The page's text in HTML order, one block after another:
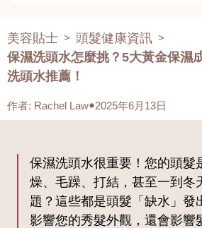
美容貼士 > 頭髮健康資訊 >
保濕洗頭水怎麼挑？5大黃金保濕
洗頭水推薦！
作者: Rachel Law 2025年6月13日
保濕洗頭水很重要！您的頭髮
燥、毛躁、打結，甚至一到冬
題？這些都是頭髮「缺水」發
影響您的秀髮外觀，還會影響